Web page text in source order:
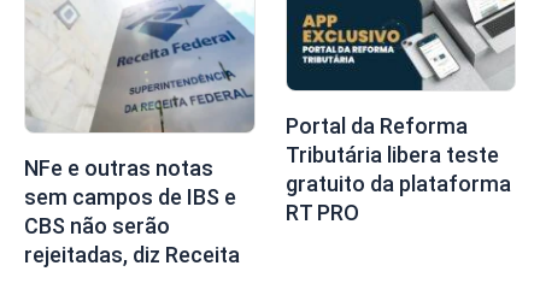
NFe e outras notas
sem campos de IBS e
CBS não serão
rejeitadas, diz Receita
Portal da Reforma
Tributária libera teste
gratuito da plataforma
RT PRO